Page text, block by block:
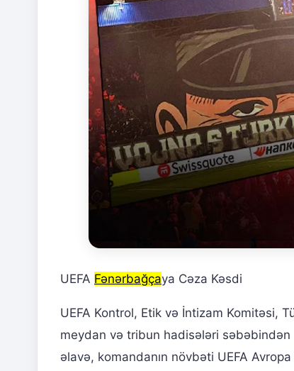
UEFA Fənərbağçaya Cəza Kəsdi
UEFA Kontrol, Etik və İntizam Komitəsi,
meydan və tribun hadisələri
əlavə, komandanın növbəti UEFA